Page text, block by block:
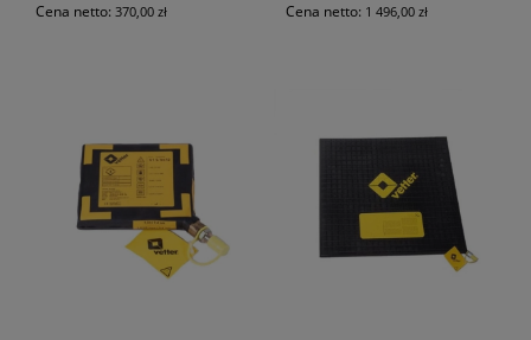
Cena netto: 370,00 zł Cena netto: 1 496,00 zł